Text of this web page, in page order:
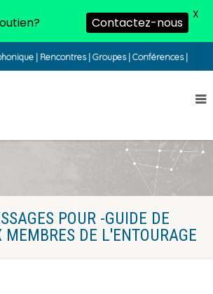
| Rencontres | Groupes | Conférences |
POUR -GUIDE DE
MEMBRES DE L'ENTOURAGE
Contactez-nous
X